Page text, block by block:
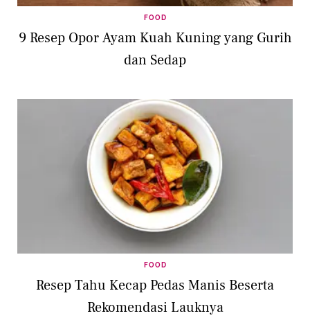
FOOD
9 Resep Opor Ayam Kuah Kuning yang Gurih
dan Sedap
FOOD
Resep Tahu Kecap Pedas Manis Beserta
Rekomendasi Lauknya